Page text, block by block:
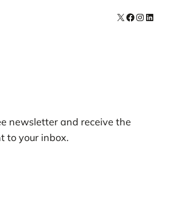
X Facebook
newsletter and receive the
to your inbox.